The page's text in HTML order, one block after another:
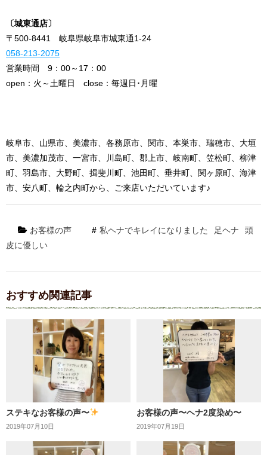
〔城東通店〕
〒500-8441 岐阜県岐阜市城東通1-24
058-213-2075
営業時間 9：00～17：00
open：火～土曜日 close：毎週日･月曜
岐阜市、山県市、美濃市、各務原市、関市、本巣市、瑞穂市、大垣
市、美濃加茂市、一宮市、川島町、郡上市、岐南町、笠松町、柳津
町、羽島市、大野町、揖斐川町、池田町、垂井町、関ヶ原町、海津
市、安八町、輪之内町から、ご来店いただいています♪
お客様の声 私ヘナでキレイになりました 足ヘナ
頭
皮に優しい
おすすめ関連記事
ステキなお客様の声〜
2019年07月10日
お客様の声〜ヘナ2度染め〜
2019年07月19日